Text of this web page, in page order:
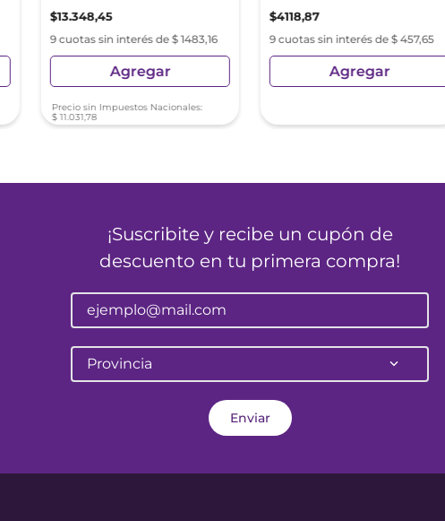
$13.348,45
9 cuotas sin interés de $ 1483,16
Agregar
Precio sin Impuestos Nacionales:
$ 11.031,78
$4118,87
9 cuotas sin interés de $ 457,65
Agregar
¡Suscribite y recibe un cupón de
descuento en tu primera compra!
Provincia
Enviar